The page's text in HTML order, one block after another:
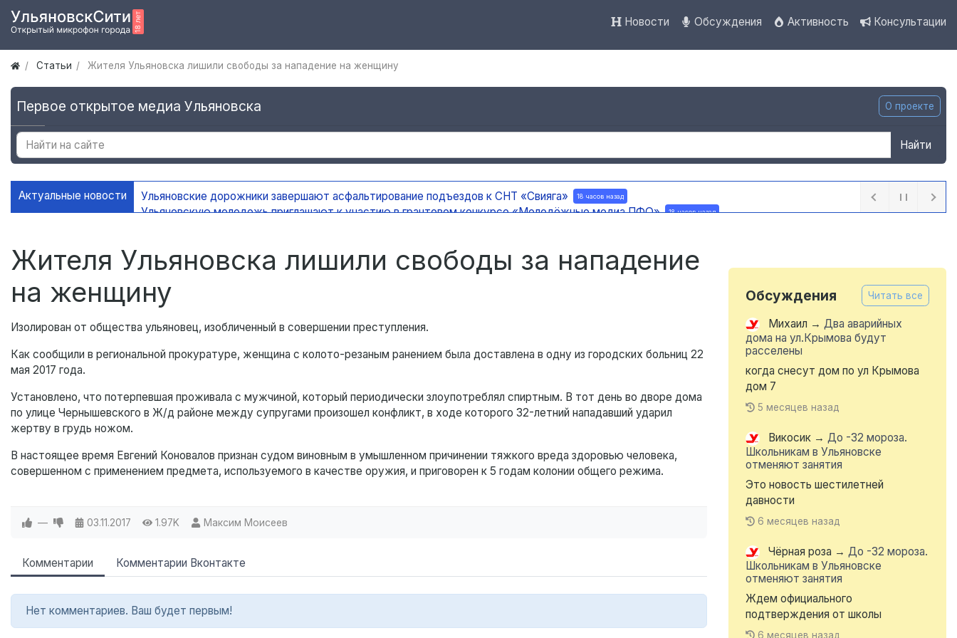
Новости Обсуждения Активность Консультации
Статьи Жителя Ульяновска лишили свободы за нападение на женщину
Первое открытое медиа Ульяновска О проекте
Найти
Актуальные новости Ульяновские дорожники завершают асфальтирование подъездов к СНТ «Свияга» 18 часов назад
Ульяновскую молодежь приглашают к участию в грантовом конкурсе «Молодёжные медиа ПФО» 18 часов назад
Жителя Ульяновска лишили свободы за нападение
на женщину
Изолирован от общества ульяновец, изобличенный в совершении преступления.
Как сообщили в региональной прокуратуре, женщина с колото-резаным ранением была доставлена в одну из городских больниц 22
мая 2017 года.
Установлено, что потерпевшая проживала с мужчиной, который периодически злоупотреблял спиртным. В тот день во дворе дома
по улице Чернышевского в Ж/д районе между супругами произошел конфликт, в ходе которого 32-летний нападавший ударил
жертву в грудь ножом.
В настоящее время Евгений Коновалов признан судом виновным в умышленном причинении тяжкого вреда здоровью человека,
совершенном с применением предмета, используемого в качестве оружия, и приговорен к 5 годам колонии общего режима.
— 03.11.2017 1.97K Максим Моисеев
Комментарии Комментарии Вконтакте
Нет комментариев. Ваш будет первым!
Обсуждения Читать все
Михаил → Два аварийных
дома на ул.Крымова будут
расселены
когда снесут дом по ул Крымова
дом 7
5 месяцев назад
Викосик → До -32 мороза.
Школьникам в Ульяновске
отменяют занятия
Это новость шестилетней
давности
6 месяцев назад
Чёрная роза → До -32 мороза.
Школьникам в Ульяновске
отменяют занятия
Ждем официального
подтверждения от школы
6 месяцев назад